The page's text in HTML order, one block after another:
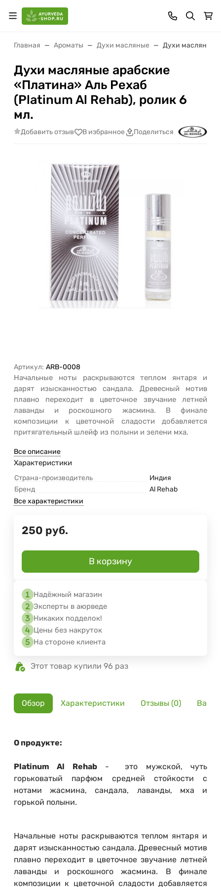
Главная Ароматы Духи масляные Духи масляные
Духи масляные арабские
«Платина» Аль Рехаб
(Platinum Al Rehab), ролик 6
мл.
Добавить отзыв В избранное Поделиться
Артикул: ARB-0008
Начальные ноты раскрываются теплом янтаря и
дарят изысканностью сандала. Древесный мотив
плавно переходит в цветочное звучание летней
лаванды и роскошного жасмина. В финале
композиции к цветочной сладости добавляется
притягательный шлейф из полыни и зелени мха.
Все описание
Характеристики
Страна-производитель
Индия
Бренд
Al Rehab
Все характеристики
250 руб.
В корзину
Надёжный магазин
Эксперты в аюрведе
Никаких подделок!
Цены без накруток
На стороне клиента
Этот товар купили 96 раз
Обзор Характеристики Отзывы (0)
О продукте:
Platinum Al Rehab- это мужской, чуть
горьковатый парфюм средней стойкости с
нотами жасмина, сандала, лаванды, мха и
горькой полыни.
Начальные ноты раскрываются теплом янтаря и
дарят изысканностью сандала. Древесный мотив
плавно переходит в цветочное звучание летней
лаванды и роскошного жасмина. В финале
композиции к цветочной сладости добавляется